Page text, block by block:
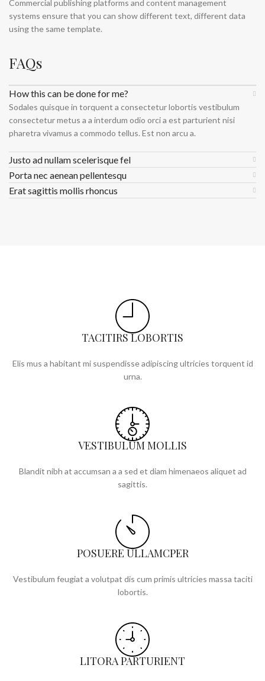
Commercial publishing platforms and content management
systems ensure that you can show different text, different data
using the same template.
FAQs
How this can be done for me?
Sodales quisque in torquent a consectetur lobortis vestibulum
consectetur metus a a interdum odio orci a est parturient nisi
pharetra vivamus a commodo tellus. Est non arcu a.
Justo ad nullam scelerisque fel
Porta nec aenean pellentesqu
Erat sagittis mollis rhoncus
TACITIRS LOBORTIS
Elis mus a habitant mi suspendisse adipiscing ultricies torquent id
urna.
VESTIBULUM MOLLIS
Blandit nibh at accumsan a a sed et diam himenaeos aliquet ad
sagittis.
POSUERE ULLAMCPER
Vestibulum feugiat a volutpat dis cum primis ultricies massa taciti
lobortis.
LITORA PARTURIENT